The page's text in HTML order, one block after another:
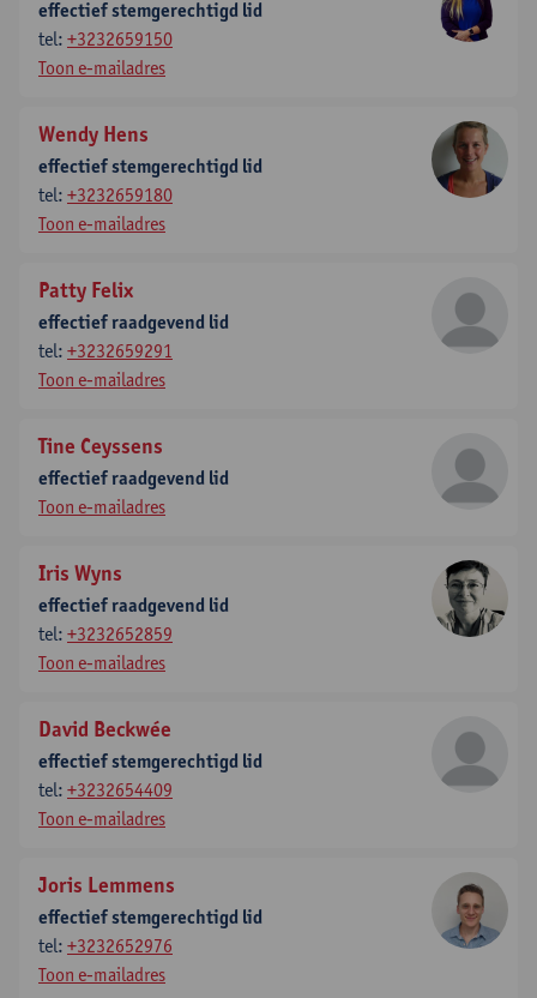
effectief stemgerechtigd lid
tel: +3232659150
Toon e-mailadres
Wendy Hens
effectief stemgerechtigd lid
tel: +3232659180
Toon e-mailadres
Patty Felix
effectief raadgevend lid
tel: +3232659291
Toon e-mailadres
Tine Ceyssens
effectief raadgevend lid
Toon e-mailadres
Iris Wyns
effectief raadgevend lid
tel: +3232652859
Toon e-mailadres
David Beckwée
effectief stemgerechtigd lid
tel: +3232654409
Toon e-mailadres
Joris Lemmens
effectief stemgerechtigd lid
tel: +3232652976
Toon e-mailadres